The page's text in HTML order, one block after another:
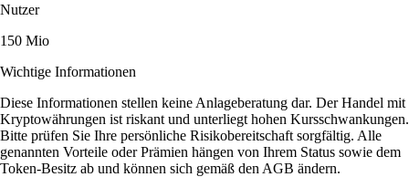
Nutzer
150 Mio
Wichtige Informationen
Diese Informationen stellen keine Anlageberatung dar. Der Handel mit
Kryptowährungen ist riskant und unterliegt hohen Kursschwankungen.
Bitte prüfen Sie Ihre persönliche Risikobereitschaft sorgfältig. Alle
genannten Vorteile oder Prämien hängen von Ihrem Status sowie dem
Token-Besitz ab und können sich gemäß den AGB ändern.